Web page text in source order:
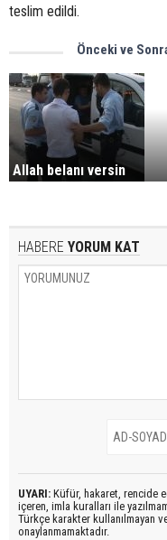
teslim edildi.
Önceki ve
Allah belanı versin
HABERE YORUM KAT
UYARI: Küfür, hakaret, rencide
içeren, imla kuralları ile
Türkçe karakter kullanılmayan
onaylanmamaktadır.